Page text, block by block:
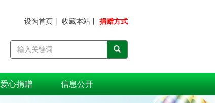
设为首页 收藏本站 捐赠方式
爱心捐赠 信息公开